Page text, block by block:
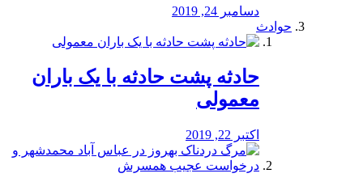
دسامبر 24, 2019
حوادث
️حادثه پشت حادثه با یک باران
معمولی
اکتبر 22, 2019